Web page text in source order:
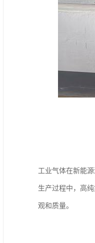
工业气体在新能
生产过程中，高
观和质量。​